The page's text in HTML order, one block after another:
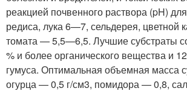
реакцией почвенного раствора (pH)
редиса, лука 6—7, сельдерея,
томата — 5,5—6,5. Лучшие субстраты
% и более органического вещества и
гумуса. Оптимальная объемная масса
огурца — 0,5 г/см3, помидора — 0,8,